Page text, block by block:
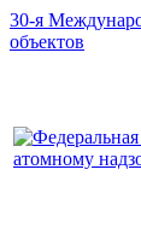
30-я
объектов